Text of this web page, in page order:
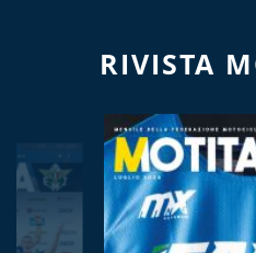
RIVISTA